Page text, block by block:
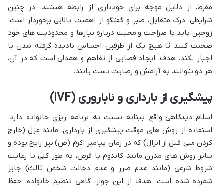
مفرط، از دلایل موجه برای خودداری از رابطه هستند. در چنین
شرایطی، درک متقابل، صبر و گفتگو از اهمیت بالایی برخوردار است.
زوجین باید با صراحت و محبت درباره نیازها و محدودیت های خود
صحبت کنند تا هیچ یک از طرفین احساس نادیده گرفته شدن یا
اجبار نکند. هدف، ایجاد فضایی از تفاهم و همدلی است که در آن،
هر دو بتوانند به آرامش و رضایت دست یابند.
پیشگیری از بارداری و ناباروری (IVF)
اسلام دیدگاهی واقع بینانه نسبت به برنامه ریزی خانواده دارد.
استفاده از روش های موقت پیشگیری از بارداری، مانند عزل (خارج
کردن منی قبل از انزال) که در زمان پیامبر اکرم (ص) نیز رایج بوده و
سایر روش های مدرن مانند کاندوم یا قرص، به طور کلی با رعایت
شروط شرعی (مانند عدم ضرر و عدم دخالت شخص ثالث) جایز
شمرده شده است. هدف از این جواز، گاهی تنظیم خانواده، حفظ